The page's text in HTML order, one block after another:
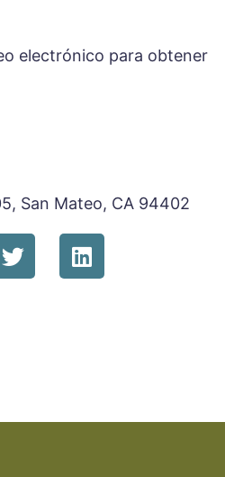
electrónico para obtener
San Mateo, CA 94402